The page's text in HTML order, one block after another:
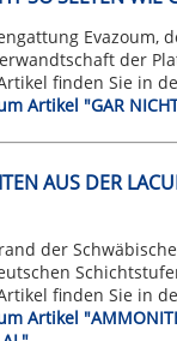
Evazoum,
der
finden Sie in
Artikel "GAR NICHT
AUS DER
der
finden Sie in
Artikel